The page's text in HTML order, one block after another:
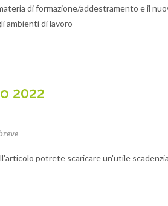
di formazione/addestramento e il
ambienti di lavoro
2022
potrete scaricare un'utile